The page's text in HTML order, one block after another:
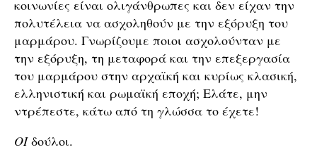
κοινωνίες είναι ολιγάνθρωπες και δεν είχαν την
πολυτέλεια να ασχοληθούν με την εξόρυξη του
μαρμάρου. Γνωρίζουμε ποιοι ασχολούνταν με
την εξόρυξη, τη μεταφορά και την επεξεργασία
του μαρμάρου στην αρχαϊκή και κυρίως κλασική,
ελληνιστική και ρωμαϊκή εποχή; Ελάτε, μην
ντρέπεστε, κάτω από τη γλώσσα το έχετε!
ΟΙδούλοι.